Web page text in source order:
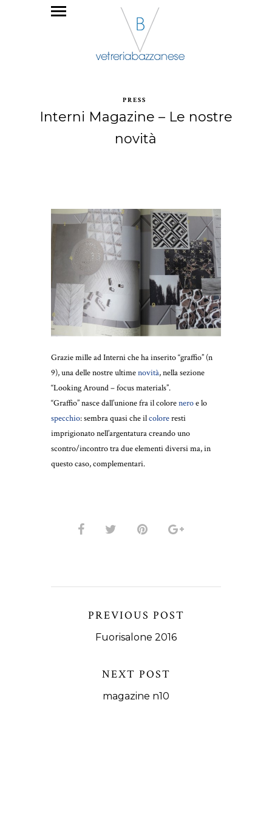
PRESS
Interni Magazine – Le nostre
novità
Grazie mille ad Interni che ha inserito “graffio” (n
9), una delle nostre ultime‪‎novità, nella sezione
“Looking Around – focus materials”.
“Graffio” nasce dall’unione fra il colore‪neroe lo
‪specchio: sembra quasi che il‪coloreresti
imprigionato nell’argentatura creando uno
scontro/incontro tra due elementi diversi ma, in
questo caso, complementari.
PREVIOUS POST
Fuorisalone 2016
NEXT POST
magazine n10